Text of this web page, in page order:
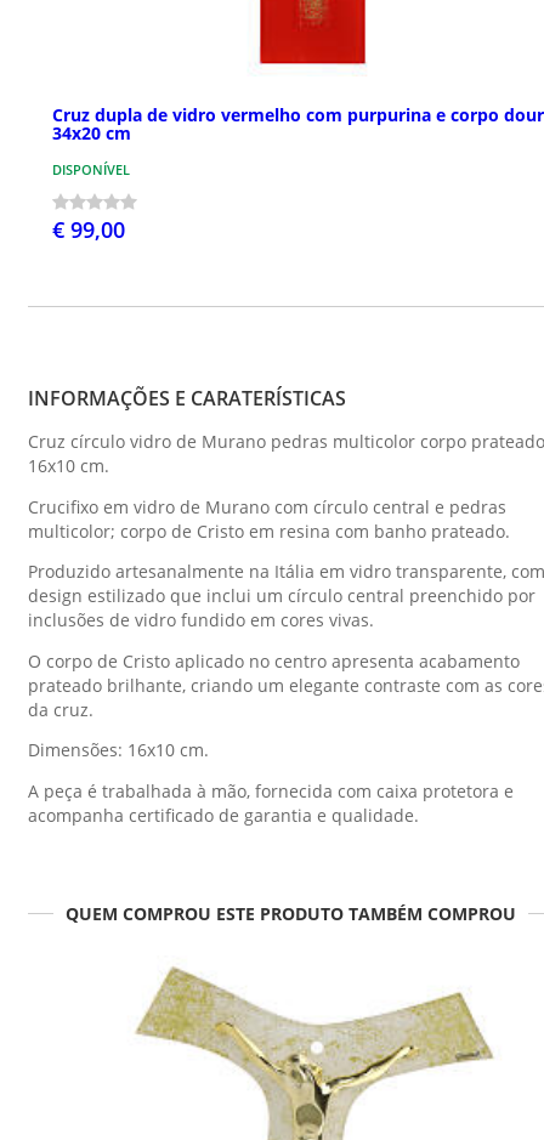
Cruz dupla de vidro vermelho com purpurina e corpo
34x20 cm
DISPONÍVEL
€ 99,00
INFORMAÇÕES E CARATERÍSTICAS
Cruz círculo vidro de Murano pedras multicolor corpo prateado
16x10 cm.
Crucifixo em vidro de Murano com círculo central e pedras
multicolor; corpo de Cristo em resina com banho prateado.
Produzido artesanalmente na Itália em vidro transparente, com
design estilizado que inclui um círculo central preenchido por
inclusões de vidro fundido em cores vivas.
O corpo de Cristo aplicado no centro apresenta acabamento
prateado brilhante, criando um elegante contraste com as
da cruz.
Dimensões: 16x10 cm.
A peça é trabalhada à mão, fornecida com caixa protetora e
acompanha certificado de garantia e qualidade.
QUEM COMPROU ESTE PRODUTO TAMBÉM COMPROU